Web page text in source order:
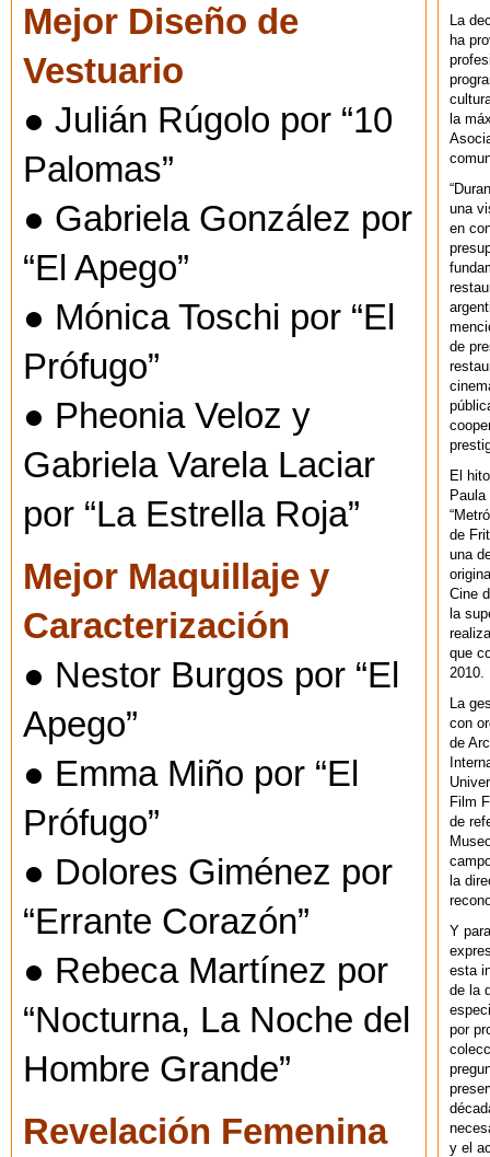
Mejor Diseño de
Vestuario
● Julián Rúgolo por “10
Palomas”
● Gabriela González por
“El Apego”
● Mónica Toschi por “El
Prófugo”
● Pheonia Veloz y
Gabriela Varela Laciar
por “La Estrella Roja”
Mejor Maquillaje y
Caracterización
● Nestor Burgos por “El
Apego”
● Emma Miño por “El
Prófugo”
● Dolores Giménez por
“Errante Corazón”
● Rebeca Martínez por
“Nocturna, La Noche del
Hombre Grande”
Revelación Femenina
La
ha
la
una
en
de
El
de
una
Cine
la
que
2010.
La
con
de
Film
de
la
Y
esta
de la
por
y el